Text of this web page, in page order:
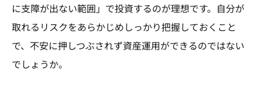
に支障が出ない範囲」で投資するのが理想です。自分が
取れるリスクをあらかじめしっかり把握しておくこと
で、不安に押しつぶされず資産運用ができるのではない
でしょうか。